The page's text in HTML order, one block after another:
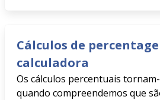
Cálculos de
calculadora
Os cálculos percentuais
quando compreendemos que